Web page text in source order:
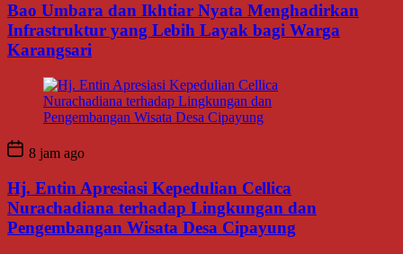
Bao Umbara dan Ikhtiar Nyata Menghadirkan
Infrastruktur yang Lebih Layak bagi Warga
Karangsari
8 jam ago
Hj. Entin Apresiasi Kepedulian Cellica
Nurachadiana terhadap Lingkungan dan
Pengembangan Wisata Desa Cipayung